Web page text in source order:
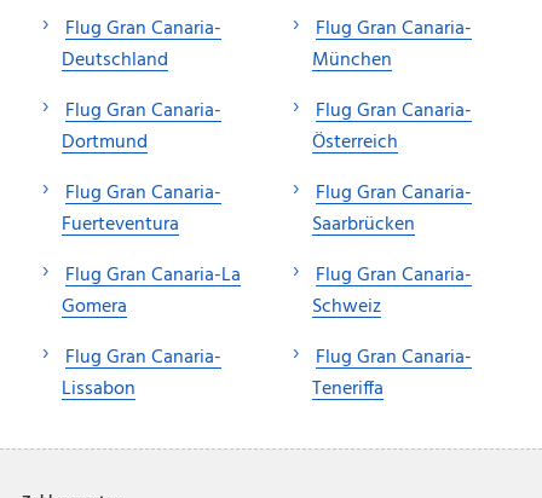
Flug Gran Canaria-
Deutschland
Flug Gran Canaria-
Dortmund
Flug Gran Canaria-
Fuerteventura
Flug Gran Canaria-La
Gomera
Flug Gran Canaria-
Lissabon
Flug Gran Canaria-
München
Flug Gran Canaria-
Österreich
Flug Gran Canaria-
Saarbrücken
Flug Gran Canaria-
Schweiz
Flug Gran Canaria-
Teneriffa